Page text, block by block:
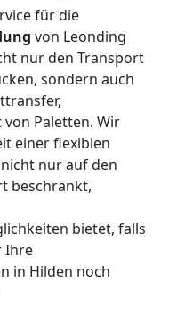
für die
von Leonding
nur den Transport
sondern auch
Paletten. Wir
einer flexiblen
nur auf den
beschränkt,
bietet, falls
Ihre
in Hilden noch